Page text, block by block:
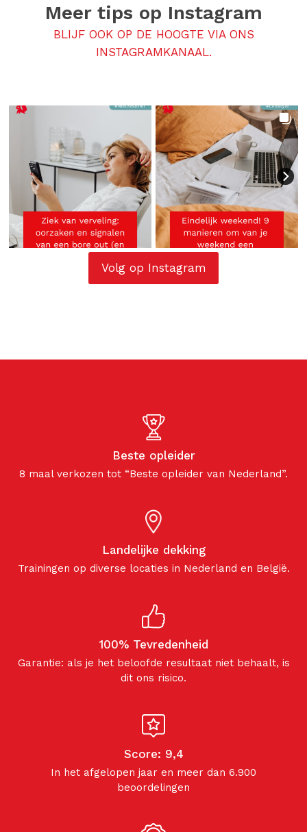
Meer tips op Instagram
BLIJF OOK OP DE HOOGTE VIA ONS
INSTAGRAMKANAAL.
Volg op Instagram
Beste opleider
8 maal verkozen tot “Beste opleider van Nederland”.
Landelijke dekking
Trainingen op diverse locaties in Nederland en België.
100% Tevredenheid
Garantie: als je het beloofde resultaat niet behaalt, is
dit ons risico.
Score: 9,4
In het afgelopen jaar en meer dan 6.900
beoordelingen